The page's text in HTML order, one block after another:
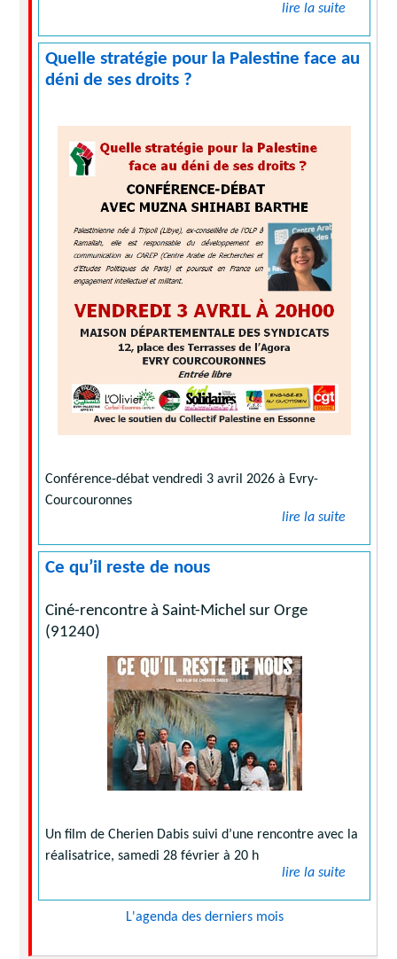
lire la suite
Quelle stratégie pour la Palestine face au
déni de ses droits ?
Conférence-débat vendredi 3 avril 2026 à Evry-
Courcouronnes
lire la suite
Ce qu’il reste de nous
Ciné-rencontre à Saint-Michel sur Orge
(91240)
Un film de Cherien Dabis suivi d’une rencontre avec la
réalisatrice, samedi 28 février à 20 h
lire la suite
L'agenda des derniers mois